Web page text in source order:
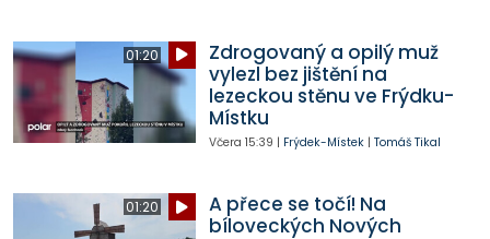
01:20
Zdrogovaný a opilý muž
vylezl bez jištění na
lezeckou stěnu ve Frýdku-
Místku
Včera 15:39 | Frýdek-Místek| Tomáš Tikal
01:20
A přece se točí! Na
bíloveckých Nových